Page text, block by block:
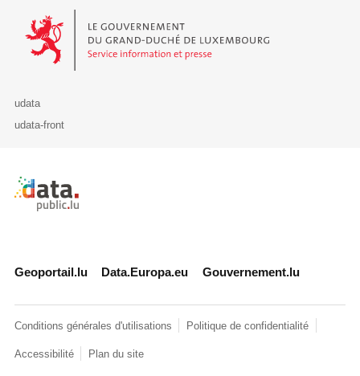
Le Gouvernement du Grand-Duché de Luxembourg - Service
udata
udata-front
Retour à l'accueil de data.public.lu
Geoportail.lu Data.Europa.eu Gouvernement.lu
Conditions générales d'utilisations Politique de confidentialité
Accessibilité Plan du site